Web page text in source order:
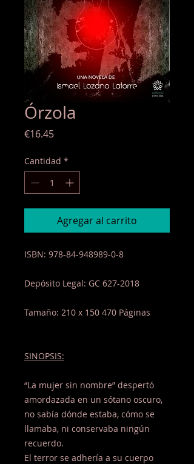
Órzola
€16.45Precio
Cantidad *
Agregar al carrito
ISBN: 978-84-948989-0-8
Depósito Legal: GC 627-2018
Tamaño: 210 x 150 470 Páginas
SINOPSIS:
“La mujer sin nombre” despertó
amordazada en un sótano oscuro,
no sabía dónde estaba, cómo se
llamaba, ni conservaba ningún
recuerdo.
El terror se adhería a su cuerpo